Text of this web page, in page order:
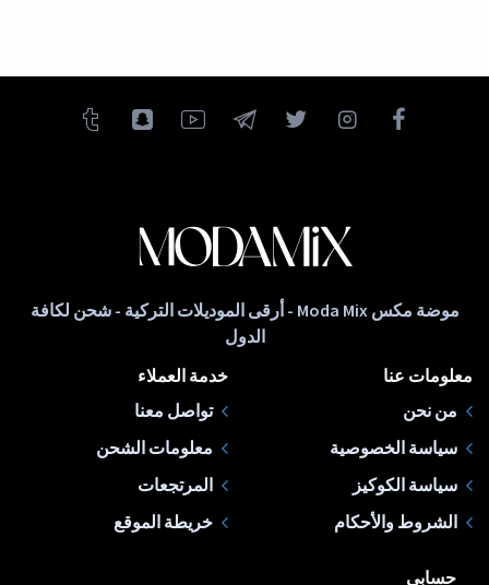
موضة مكس Moda Mix - أرقى الموديلات التركية - شحن لكافة
الدول
معلومات عنا
من نحن
سياسة الخصوصية
سياسة الكوكيز
الشروط والأحكام
خدمة العملاء
تواصل معنا
معلومات الشحن
المرتجعات
خريطة الموقع
حسابي